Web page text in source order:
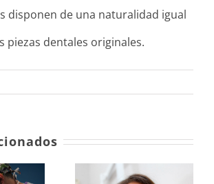
disponen de una naturalidad igual
piezas dentales originales.